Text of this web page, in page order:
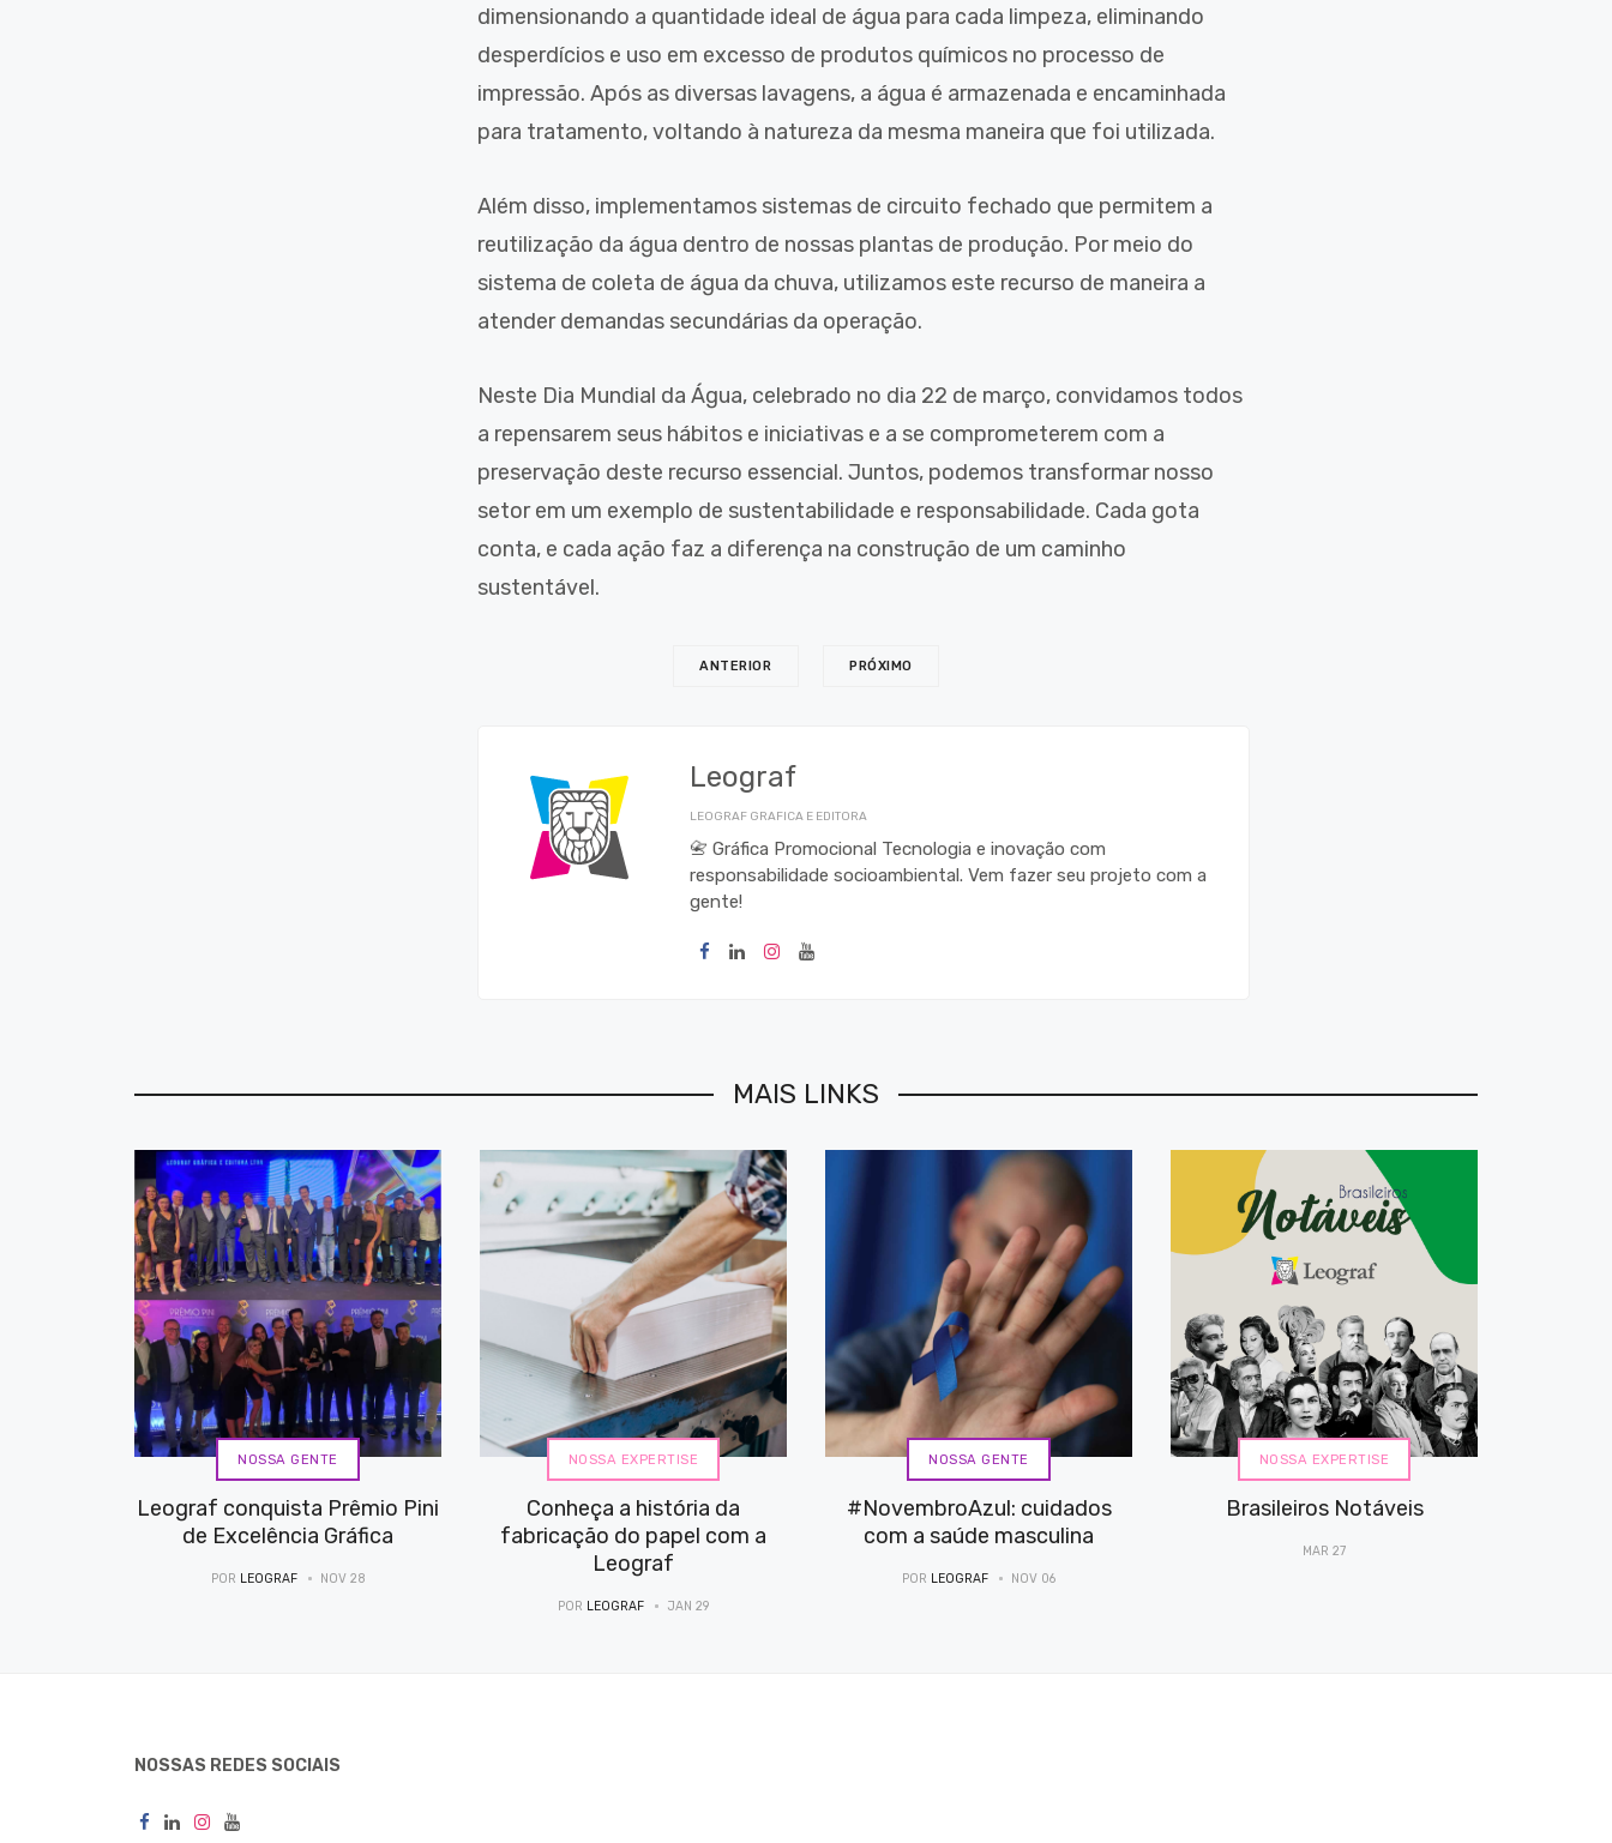
dimensionando a quantidade ideal de água para cada limpeza, eliminando
desperdícios e uso em excesso de produtos químicos no processo de
impressão. Após as diversas lavagens, a água é armazenada e encaminhada
para tratamento, voltando à natureza da mesma maneira que foi utilizada.
Além disso, implementamos sistemas de circuito fechado que permitem a
reutilização da água dentro de nossas plantas de produção. Por meio do
sistema de coleta de água da chuva, utilizamos este recurso de maneira a
atender demandas secundárias da operação.
Neste Dia Mundial da Água, celebrado no dia 22 de março, convidamos todos
a repensarem seus hábitos e iniciativas e a se comprometerem com a
preservação deste recurso essencial. Juntos, podemos transformar nosso
setor em um exemplo de sustentabilidade e responsabilidade. Cada gota
conta, e cada ação faz a diferença na construção de um caminho
sustentável.
ANTERIOR PRÓXIMO
Leograf
LEOGRAF GRAFICA E EDITORA
📇 Gráfica Promocional Tecnologia e inovação com
responsabilidade socioambiental. Vem fazer seu projeto com a
gente!
MAIS LINKS
NOSSA GENTE
Leograf conquista Prêmio Pini
de Excelência Gráfica
POR LEOGRAF NOV 28
NOSSA EXPERTISE
Conheça a história da
fabricação do papel com a
Leograf
POR LEOGRAF JAN 29
NOSSA GENTE
#NovembroAzul: cuidados
com a saúde masculina
POR LEOGRAF NOV 06
NOSSA EXPERTISE
Brasileiros Notáveis
MAR 27
NOSSAS REDES SOCIAIS